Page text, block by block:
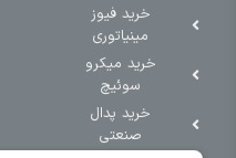
خرید فیوز
مینیاتوری
خرید میکرو
سوئیچ
خرید پدال
صنعتی